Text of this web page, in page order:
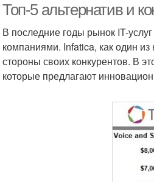
Топ-5 альтернатив и
В последние годы рынок IT-
компаниями. Infatica, как один
стороны своих конкурентов. В
которые предлагают